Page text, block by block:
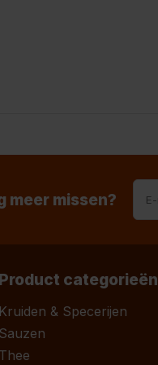
meer missen?
Product categorieën
Kruiden & Specerijen
Sauzen
Thee